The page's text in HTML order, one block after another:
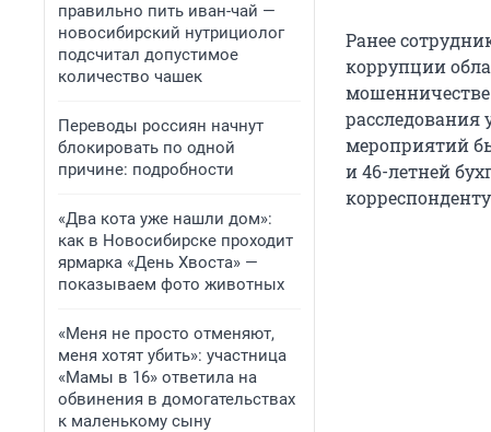
правильно пить иван-чай —
новосибирский нутрициолог
подсчитал допустимое
количество чашек
Переводы россиян начнут
блокировать по одной
причине: подробности
«Два кота уже нашли дом»:
как в Новосибирске проходит
ярмарка «День Хвоста» —
показываем фото животных
«Меня не просто отменяют,
меня хотят убить»: участница
«Мамы в 16» ответила на
обвинения в домогательствах
к маленькому сыну
Ранее
коррупции
мошенничестве
расследования
мероприятий
и 46-летней